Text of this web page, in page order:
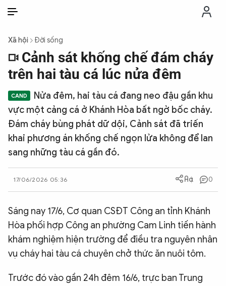
THỜI SỰ
CÔNG AN TRONG LÒNG DÂN
XÃ HỘI
PHÁP LUẬT
CÔNG NGHỆ
QUỐC TẾ
VĂN HÓA - THỂ THAO
Xã hội Đời sống
Cảnh sát khống chế đám cháy
trên hai tàu cá lúc nửa đêm
Nửa đêm, hai tàu cá đang neo đậu gần khu
vực một cảng cá ở Khánh Hòa bất ngờ bốc cháy.
Đám cháy bùng phát dữ dội, Cảnh sát đã triến
khai phương án khống chế ngọn lửa không để lan
sang những tàu cá gần đó.
17/06/2026 05:36 0
Sáng nay 17/6, Cơ quan CSĐT Công an tỉnh Khánh
Hòa phối hợp Công an phường Cam Linh tiến hành
khám nghiệm hiện trường để điều tra nguyên nhân
vụ cháy hai tàu cá chuyên chở thức ăn nuôi tôm.
Trước đó vào gần 24h đêm 16/6, trực ban Trung